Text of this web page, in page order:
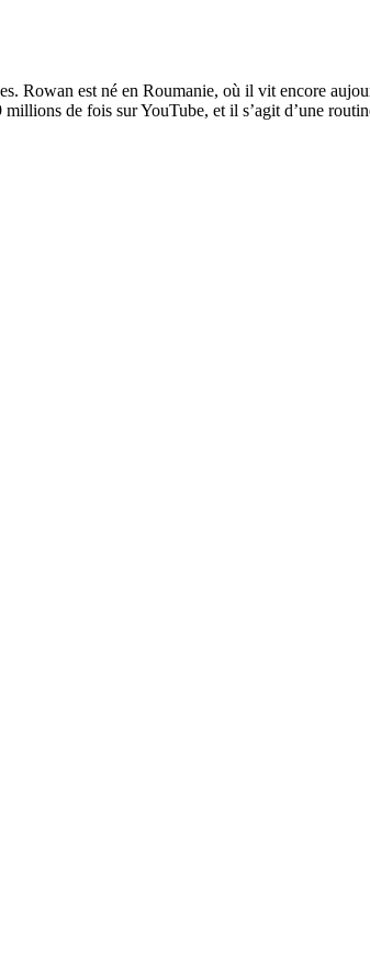
Rowan est né en Roumanie, où il vit encore
de fois sur YouTube, et il s’agit d’une